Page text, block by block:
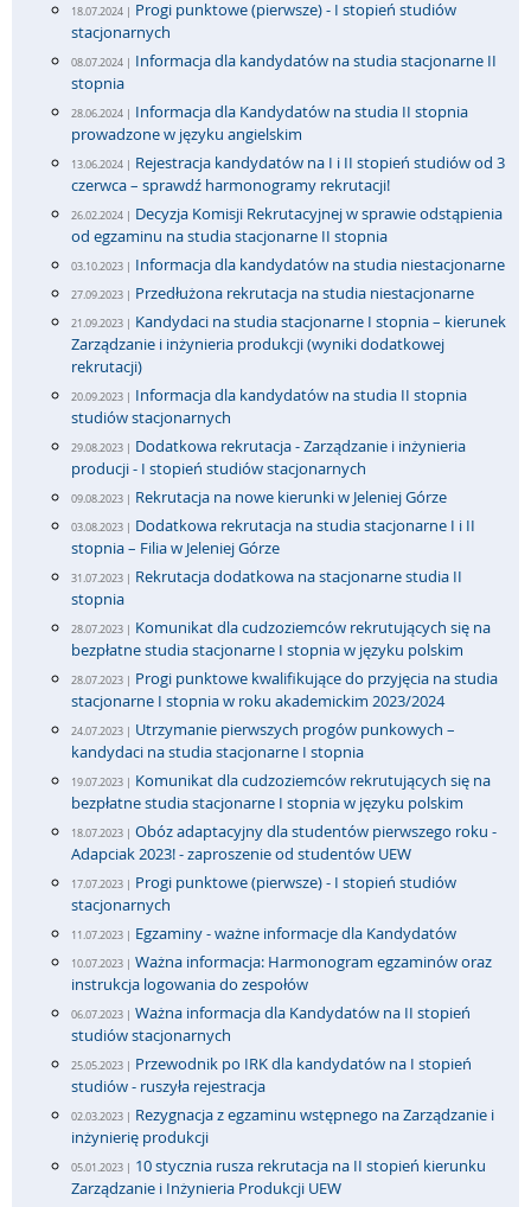
18.07.2024 | Progi punktowe (pierwsze) - I stopień studiów
stacjonarnych
08.07.2024 | Informacja dla kandydatów na studia stacjonarne II
stopnia
28.06.2024 | Informacja dla Kandydatów na studia II stopnia
prowadzone w języku angielskim
13.06.2024 | Rejestracja kandydatów na I i II stopień studiów od 3
czerwca – sprawdź harmonogramy rekrutacji!
26.02.2024 | Decyzja Komisji Rekrutacyjnej w sprawie odstąpienia
od egzaminu na studia stacjonarne II stopnia
03.10.2023 | Informacja dla kandydatów na studia niestacjonarne
27.09.2023 | Przedłużona rekrutacja na studia niestacjonarne
21.09.2023 | Kandydaci na studia stacjonarne I stopnia – kierunek
Zarządzanie i inżynieria produkcji (wyniki dodatkowej
rekrutacji)
20.09.2023 | Informacja dla kandydatów na studia II stopnia
studiów stacjonarnych
29.08.2023 | Dodatkowa rekrutacja - Zarządzanie i inżynieria
producji - I stopień studiów stacjonarnych
09.08.2023 | Rekrutacja na nowe kierunki w Jeleniej Górze
03.08.2023 | Dodatkowa rekrutacja na studia stacjonarne I i II
stopnia – Filia w Jeleniej Górze
31.07.2023 | Rekrutacja dodatkowa na stacjonarne studia II
stopnia
28.07.2023 | Komunikat dla cudzoziemców rekrutujących się na
bezpłatne studia stacjonarne I stopnia w języku polskim
28.07.2023 | Progi punktowe kwalifikujące do przyjęcia na studia
stacjonarne I stopnia w roku akademickim 2023/2024
24.07.2023 | Utrzymanie pierwszych progów punkowych –
kandydaci na studia stacjonarne I stopnia
19.07.2023 | Komunikat dla cudzoziemców rekrutujących się na
bezpłatne studia stacjonarne I stopnia w języku polskim
18.07.2023 | Obóz adaptacyjny dla studentów pierwszego roku -
Adapciak 2023! - zaproszenie od studentów UEW
17.07.2023 | Progi punktowe (pierwsze) - I stopień studiów
stacjonarnych
11.07.2023 | Egzaminy - ważne informacje dla Kandydatów
10.07.2023 | Ważna informacja: Harmonogram egzaminów oraz
instrukcja logowania do zespołów
06.07.2023 | Ważna informacja dla Kandydatów na II stopień
studiów stacjonarnych
25.05.2023 | Przewodnik po IRK dla kandydatów na I stopień
studiów - ruszyła rejestracja
02.03.2023 | Rezygnacja z egzaminu wstępnego na Zarządzanie i
inżynierię produkcji
05.01.2023 | 10 stycznia rusza rekrutacja na II stopień kierunku
Zarządzanie i Inżynieria Produkcji UEW